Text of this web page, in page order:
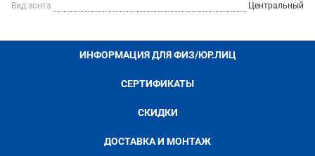
Вид зонта
Центральный
ИНФОРМАЦИЯ ДЛЯ ФИЗ/ЮР.ЛИЦ
СЕРТИФИКАТЫ
СКИДКИ
ДОСТАВКА И МОНТАЖ